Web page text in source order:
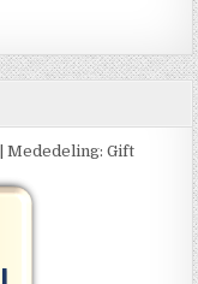
Mededeling: Gift